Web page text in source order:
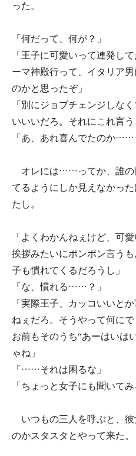
った。
「何だって、何が？」
「王子に可愛いって連発し
ーマ神殿行って、イタリア
のかと思ったぞ」
「別にジョブチェンジしな
いいいだろ。それにこれ言う
「あ、あれ喜んでたのか……
オレには……ってか、誰の
てるようにしか見えなかっ
たし。
「よくわかんねぇけど、可
挨拶みたいにポンポン言う
子も慣れてくるだろうし」
「な、慣れる……？」
「実際王子、カッコいいと
ねぇだろ。そうやって何に
お前もそのうち“あーはいは
ゃね」
「……それは困るな」
「ちょっと女子にも聞いて
いつもの三人を呼ぶと、彼
のかスタスタとやって来た。